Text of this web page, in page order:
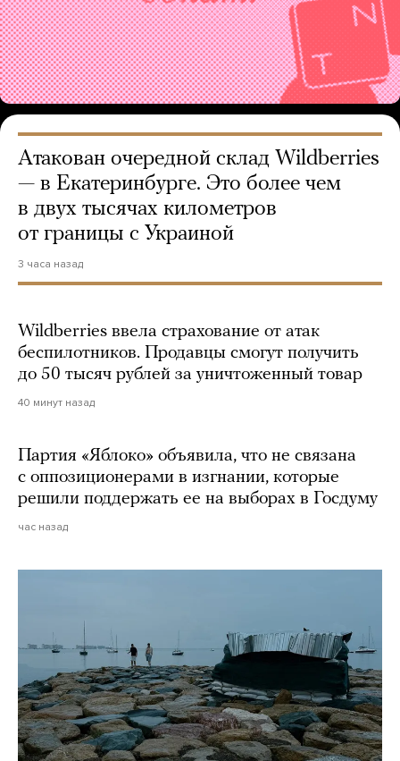
Атакован очередной склад Wildberries
— в Екатеринбурге. Это более чем
в двух тысячах километров
от границы с Украиной
3 часа назад
Wildberries ввела страхование от атак
беспилотников. Продавцы смогут получить
до 50 тысяч рублей за уничтоженный товар
40 минут назад
Партия «Яблоко» объявила, что не связана
с оппозиционерами в изгнании, которые
решили поддержать ее на выборах в Госдуму
час назад